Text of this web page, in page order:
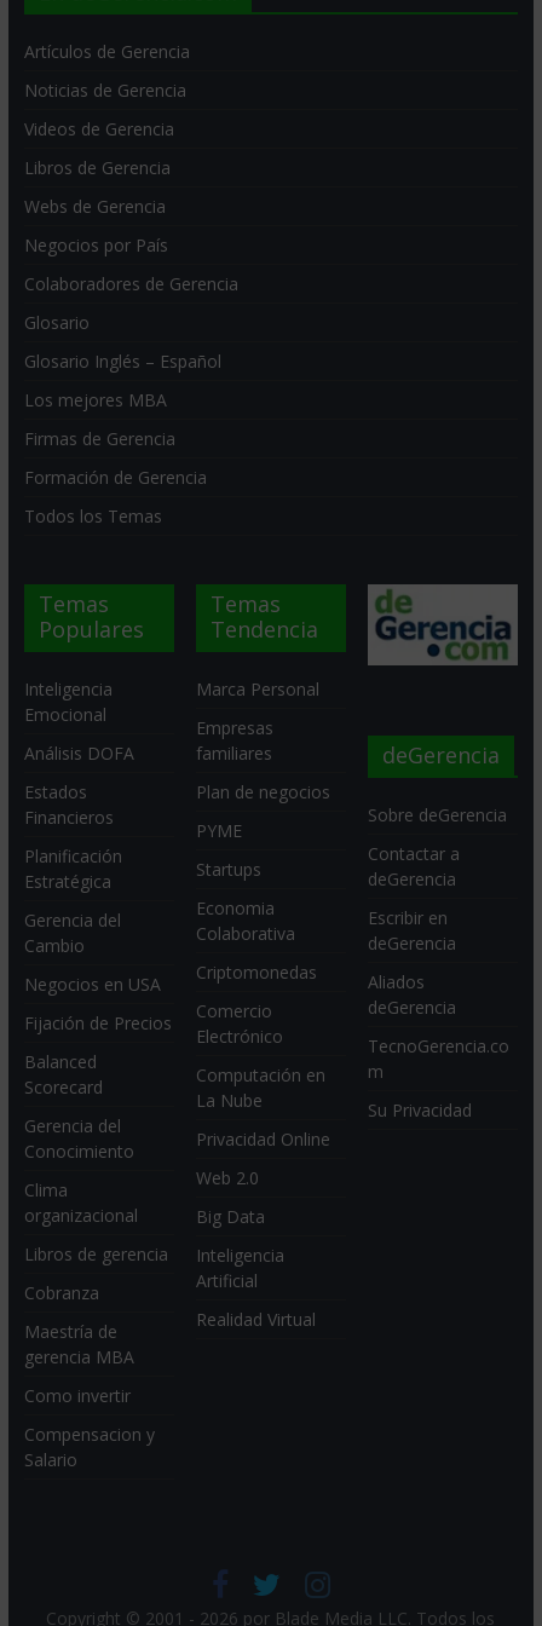
Artículos de Gerencia
Noticias de Gerencia
Videos de Gerencia
Libros de Gerencia
Webs de Gerencia
Negocios por País
Colaboradores de Gerencia
Glosario
Glosario Inglés – Español
Los mejores MBA
Firmas de Gerencia
Formación de Gerencia
Todos los Temas
Temas
Populares
Inteligencia
Emocional
Análisis DOFA
Estados
Financieros
Planificación
Estratégica
Gerencia del
Cambio
Negocios en USA
Fijación de Precios
Balanced
Scorecard
Gerencia del
Conocimiento
Clima
organizacional
Libros de gerencia
Cobranza
Maestría de
gerencia MBA
Como invertir
Compensacion y
Salario
Temas
Tendencia
Marca Personal
Empresas
familiares
Plan de negocios
PYME
Startups
Economia
Colaborativa
Criptomonedas
Comercio
Electrónico
Computación en
La Nube
Privacidad Online
Web 2.0
Big Data
Inteligencia
Artificial
Realidad Virtual
deGerencia
Sobre deGerencia
Contactar a
deGerencia
Escribir en
deGerencia
Aliados
deGerencia
TecnoGerencia.co
m
Su Privacidad
Copyright © 2001 - 2026 por Blade Media LLC. Todos los